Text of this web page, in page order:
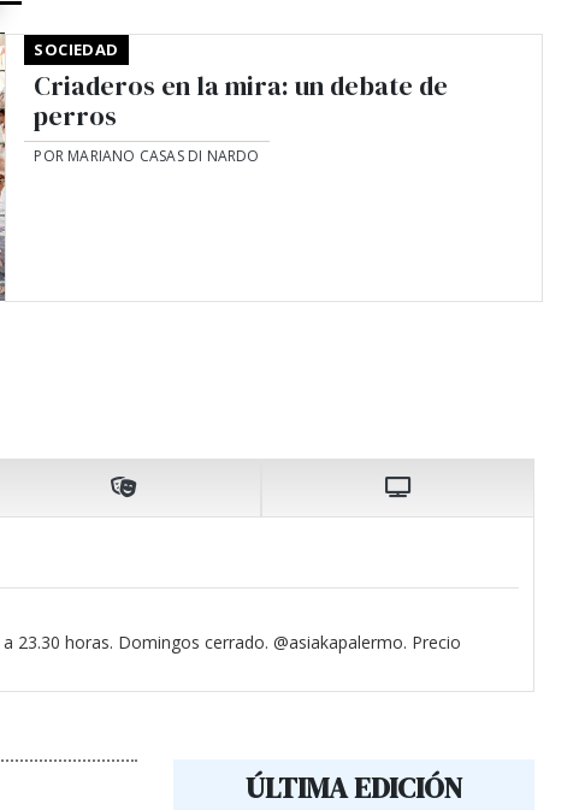
SOCIEDAD
Criaderos en la mira: un debate de
perros
POR MARIANO CASAS DI NARDO
23.30 horas. Domingos cerrado. @asiakapalermo. Precio
ÚLTIMA EDICIÓN